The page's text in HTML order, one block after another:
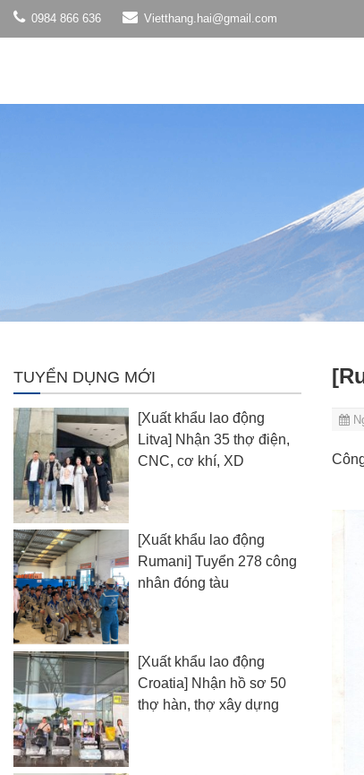
0984 866 636 Vietthang.hai@gmail.com
TUYỂN DỤNG MỚI
[Xuất khẩu lao động
Litva] Nhận 35 thợ điện,
CNC, cơ khí, XD
[Xuất khẩu lao động
Rumani] Tuyển 278 công
nhân đóng tàu
[Xuất khẩu lao động
Croatia] Nhận hồ sơ 50
thợ hàn, thợ xây dựng